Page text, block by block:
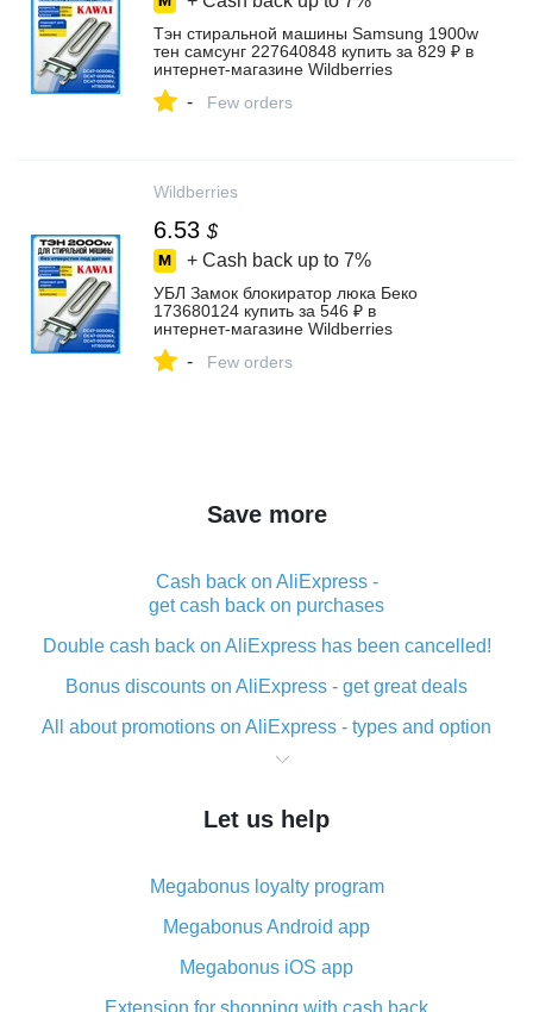
Тэн стиральной машины Samsung 1900w
тен самсунг 227640848 купить за 829 ₽ в
интернет‑магазине Wildberries
- Few orders
Wildberries
6.53 $
+ Cash back up to 7%
УБЛ Замок блокиратор люка Беко
173680124 купить за 546 ₽ в
интернет‑магазине Wildberries
- Few orders
Save more
Cash back on AliExpress -
get cash back on purchases
Double cash back on AliExpress has been cancelled!
Bonus discounts on AliExpress - get great deals
All about promotions on AliExpress - types and option
What is cash back when making purchases on
The best place to download cash back for AliExpress
What is the AliExpress cash back plugin and what are
its advantages
Cash back from the AliExpress mobile app -
advantages of the plugin
Let us help
Megabonus loyalty program
Megabonus Android app
Megabonus iOS app
Extension for shopping with cash back